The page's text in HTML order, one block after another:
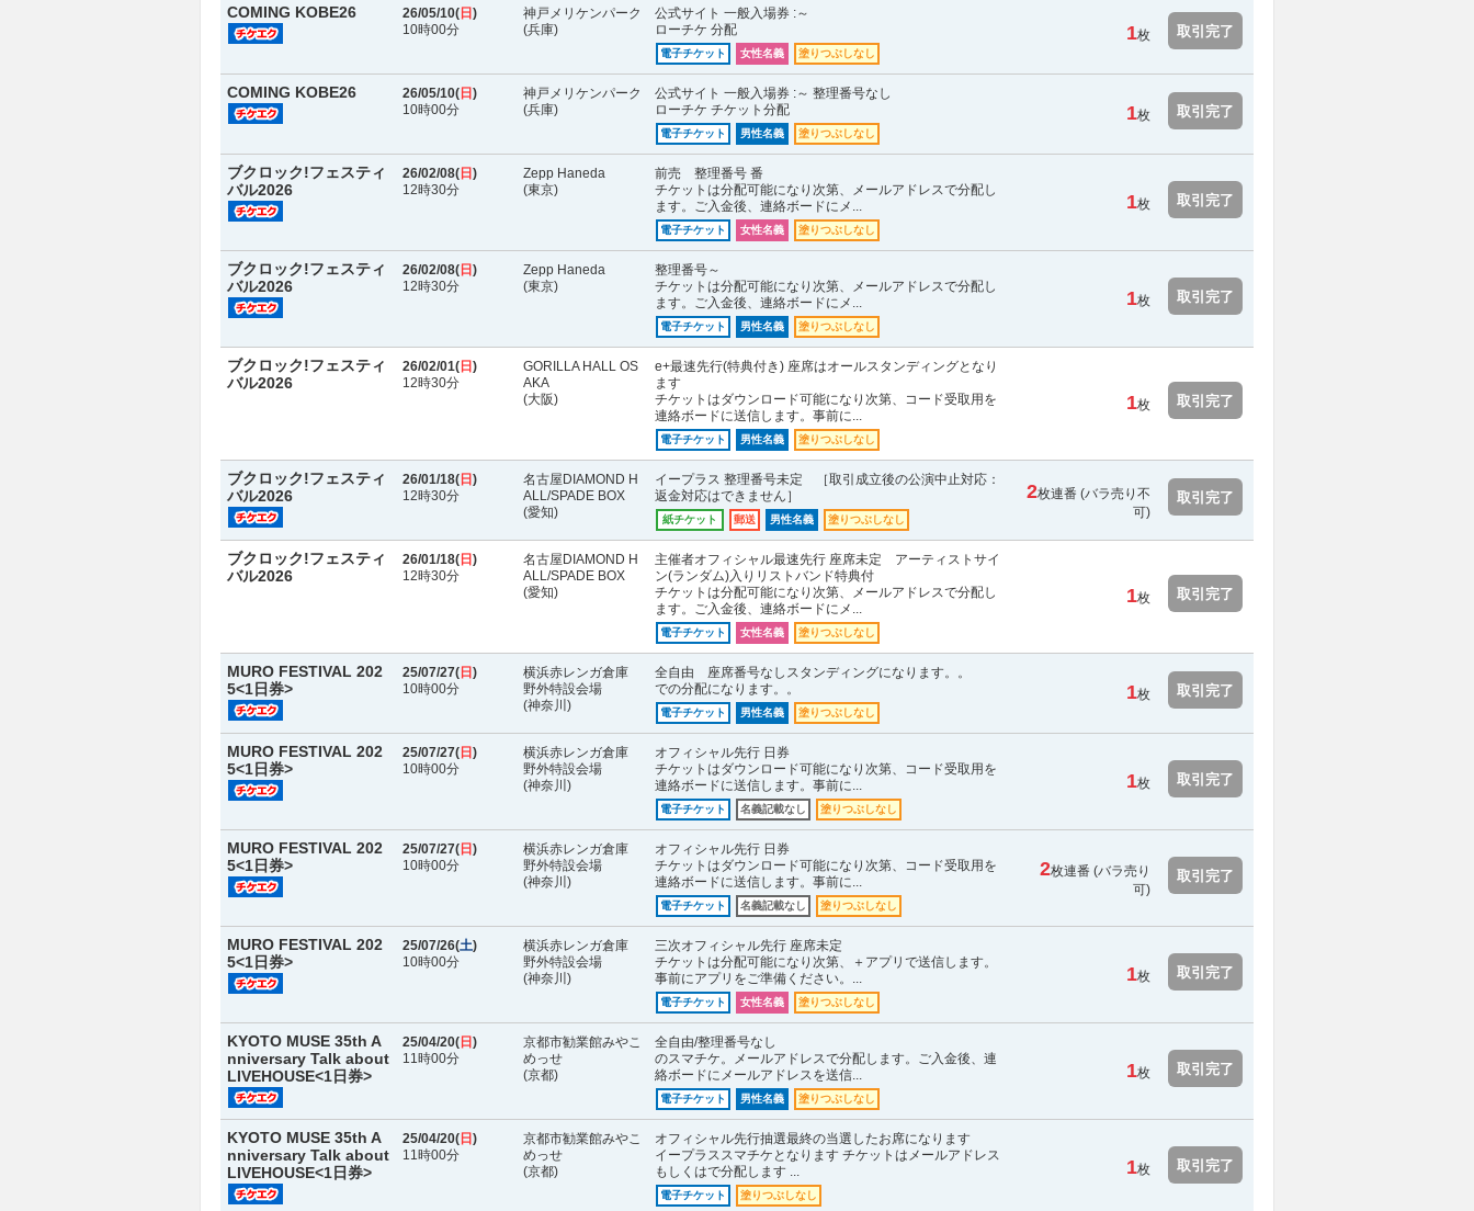
COMING KOBE26 26/05/10( 日 )
10時00分
神戸メリケンパーク
(兵庫)
公式サイト 一般入場券 :～
ローチケ 分配
電子チケット 女性名義 塗りつぶしなし
1枚 取引完了
COMING KOBE26 26/05/10( 日 )
10時00分
神戸メリケンパーク
(兵庫)
公式サイト 一般入場券 :～ 整理番号なし
ローチケ チケット分配
電子チケット 男性名義 塗りつぶしなし
1枚 取引完了
ブクロック!フェスティ
バル2026
26/02/08( 日 )
12時30分
Zepp Haneda
(東京)
前売 整理番号 番
チケットは分配可能になり次第、メールアドレスで分配し
ます。ご入金後、連絡ボードにメ...
電子チケット 女性名義 塗りつぶしなし
1枚 取引完了
ブクロック!フェスティ
バル2026
26/02/08( 日 )
12時30分
Zepp Haneda
(東京)
整理番号～
チケットは分配可能になり次第、メールアドレスで分配し
ます。ご入金後、連絡ボードにメ...
電子チケット 男性名義 塗りつぶしなし
1枚 取引完了
ブクロック!フェスティ
バル2026
26/02/01( 日 )
12時30分
GORILLA HALL OS
AKA
(大阪)
e+最速先行(特典付き) 座席はオールスタンディングとなり
ます
チケットはダウンロード可能になり次第、コード受取用を
連絡ボードに送信します。事前に...
電子チケット 男性名義 塗りつぶしなし
1枚 取引完了
ブクロック!フェスティ
バル2026
26/01/18( 日 )
12時30分
名古屋DIAMOND H
ALL/SPADE BOX
(愛知)
イープラス 整理番号未定 ［取引成立後の公演中止対応：
返金対応はできません］
紙チケット 郵送 男性名義 塗りつぶしなし
2枚連番 (バラ売り不
可)
取引完了
ブクロック!フェスティ
バル2026
26/01/18( 日 )
12時30分
名古屋DIAMOND H
ALL/SPADE BOX
(愛知)
主催者オフィシャル最速先行 座席未定 アーティストサイ
ン(ランダム)入りリストバンド特典付
チケットは分配可能になり次第、メールアドレスで分配し
ます。ご入金後、連絡ボードにメ...
電子チケット 女性名義 塗りつぶしなし
1枚 取引完了
MURO FESTIVAL 202
5<1日券>
25/07/27( 日 )
10時00分
横浜赤レンガ倉庫
野外特設会場
(神奈川)
全自由 座席番号なしスタンディングになります。。
での分配になります。。
電子チケット 男性名義 塗りつぶしなし
1枚 取引完了
MURO FESTIVAL 202
5<1日券>
25/07/27( 日 )
10時00分
横浜赤レンガ倉庫
野外特設会場
(神奈川)
オフィシャル先行 日券
チケットはダウンロード可能になり次第、コード受取用を
連絡ボードに送信します。事前に...
電子チケット 名義記載なし 塗りつぶしなし
1枚 取引完了
MURO FESTIVAL 202
5<1日券>
25/07/27( 日 )
10時00分
横浜赤レンガ倉庫
野外特設会場
(神奈川)
オフィシャル先行 日券
チケットはダウンロード可能になり次第、コード受取用を
連絡ボードに送信します。事前に...
電子チケット 名義記載なし 塗りつぶしなし
2枚連番 (バラ売り
可)
取引完了
MURO FESTIVAL 202
5<1日券>
25/07/26(土)
10時00分
横浜赤レンガ倉庫
野外特設会場
(神奈川)
三次オフィシャル先行 座席未定
チケットは分配可能になり次第、＋アプリで送信します。
事前にアプリをご準備ください。...
電子チケット 女性名義 塗りつぶしなし
1枚 取引完了
KYOTO MUSE 35th A
nniversary Talk about
LIVEHOUSE<1日券>
25/04/20( 日 )
11時00分
京都市勧業館みやこ
めっせ
(京都)
全自由/整理番号なし
のスマチケ。メールアドレスで分配します。ご入金後、連
絡ボードにメールアドレスを送信...
電子チケット 男性名義 塗りつぶしなし
1枚 取引完了
KYOTO MUSE 35th A
nniversary Talk about
LIVEHOUSE<1日券>
25/04/20( 日 )
11時00分
京都市勧業館みやこ
めっせ
(京都)
オフィシャル先行抽選最終の当選したお席になります
イープラススマチケとなります チケットはメールアドレス
もしくはで分配します ...
電子チケット 塗りつぶしなし
1枚 取引完了